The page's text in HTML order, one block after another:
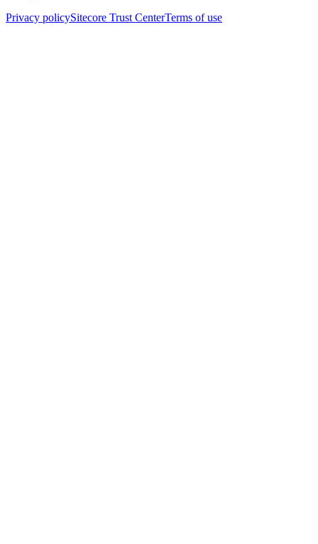
Privacy policySitecore Trust CenterTerms of use